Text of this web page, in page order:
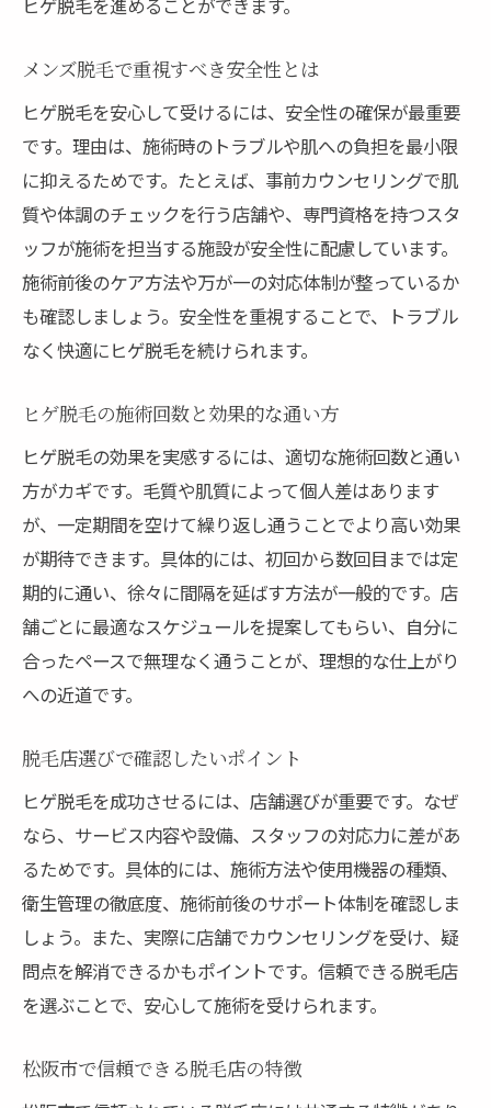
ヒゲ脱毛を進めることができます。
メンズ脱毛で重視すべき安全性とは
ヒゲ脱毛を安心して受けるには、安全性の確保が最重要
です。理由は、施術時のトラブルや肌への負担を最小限
に抑えるためです。たとえば、事前カウンセリングで肌
質や体調のチェックを行う店舗や、専門資格を持つスタ
ッフが施術を担当する施設が安全性に配慮しています。
施術前後のケア方法や万が一の対応体制が整っているか
も確認しましょう。安全性を重視することで、トラブル
なく快適にヒゲ脱毛を続けられます。
ヒゲ脱毛の施術回数と効果的な通い方
ヒゲ脱毛の効果を実感するには、適切な施術回数と通い
方がカギです。毛質や肌質によって個人差はあります
が、一定期間を空けて繰り返し通うことでより高い効果
が期待できます。具体的には、初回から数回目までは定
期的に通い、徐々に間隔を延ばす方法が一般的です。店
舗ごとに最適なスケジュールを提案してもらい、自分に
合ったペースで無理なく通うことが、理想的な仕上がり
への近道です。
脱毛店選びで確認したいポイント
ヒゲ脱毛を成功させるには、店舗選びが重要です。なぜ
なら、サービス内容や設備、スタッフの対応力に差があ
るためです。具体的には、施術方法や使用機器の種類、
衛生管理の徹底度、施術前後のサポート体制を確認しま
しょう。また、実際に店舗でカウンセリングを受け、疑
問点を解消できるかもポイントです。信頼できる脱毛店
を選ぶことで、安心して施術を受けられます。
松阪市で信頼できる脱毛店の特徴